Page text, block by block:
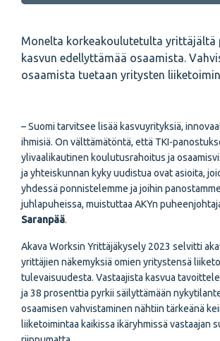
Monelta korkeakoulutetulta yrittäjältä
kasvun edellyttämää osaamista.
osaamista tuetaan yritysten
– Suomi tarvitsee lisää kasvuyrityksiä,
ihmisiä. On välttämätöntä, että TKI-
ylivaalikautinen koulutusrahoitus ja
ja yhteiskunnan kyky uudistua ovat asioita,
yhdessä ponnistelemme ja joihin
juhlapuheissa, muistuttaa AKYn
Saranpää.
Akava Worksin Yrittäjäkysely 2023 selvitti
yrittäjien näkemyksiä omien yritystensä
tulevaisuudesta. Vastaajista kasvua
ja 38 prosenttia pyrkii säilyttämään
osaamisen vahvistaminen nähtiin tärkeänä
liiketoimintaa kaikissa ikäryhmissä vastaajan